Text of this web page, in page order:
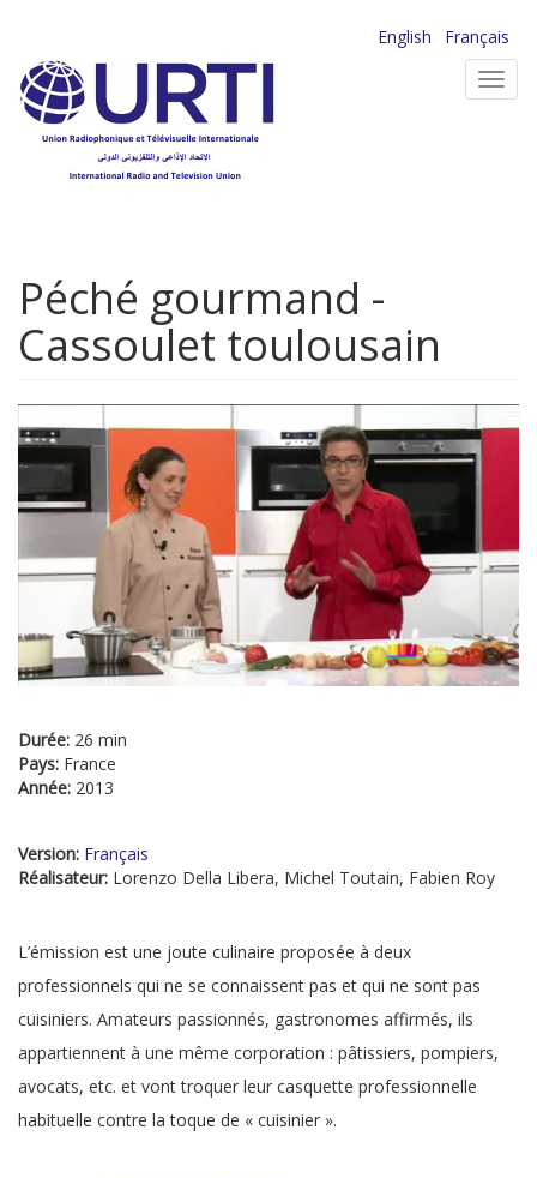
contenu
principal
English
Français
Péché gourmand -
Cassoulet toulousain
Durée: 26 min
Pays: France
Année: 2013
Version: Français
Réalisateur: Lorenzo Della Libera, Michel Toutain, Fabien Roy
L’émission est une joute culinaire proposée à deux
professionnels qui ne se connaissent pas et qui ne sont pas
cuisiniers. Amateurs passionnés, gastronomes affirmés, ils
appartiennent à une même corporation : pâtissiers, pompiers,
avocats, etc. et vont troquer leur casquette professionnelle
habituelle contre la toque de « cuisinier ».